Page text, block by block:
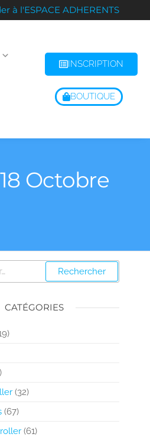
à l'ESPACE ADHERENTS
INSCRIPTION
BOUTIQUE
Octobre
CATÉGORIES
(32)
(67)
(61)